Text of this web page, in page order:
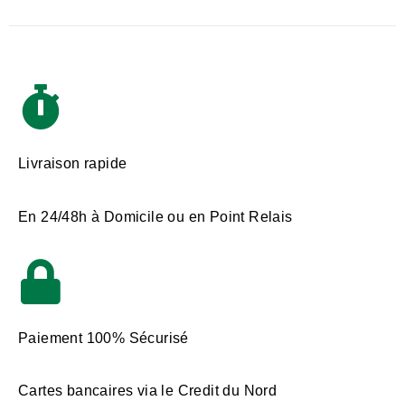
Livraison rapide
En 24/48h à Domicile ou en Point Relais
Paiement 100% Sécurisé
Cartes bancaires via le Credit du Nord